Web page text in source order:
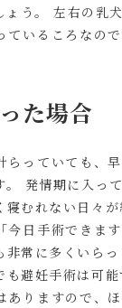
ょう。左右の乳
ているころなの
た場合
らっていても、
。 発情期に入っ
寝むれない日々
今日手術できま
常に多くいらっ
避妊手術は可能
ありますので、